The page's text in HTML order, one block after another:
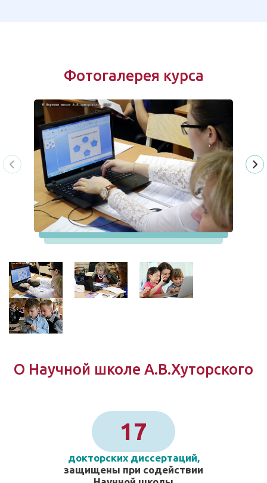
Фотогалерея курса
О Научной школе А.В.Хуторского
17
докторских диссертаций,
защищены при содействии